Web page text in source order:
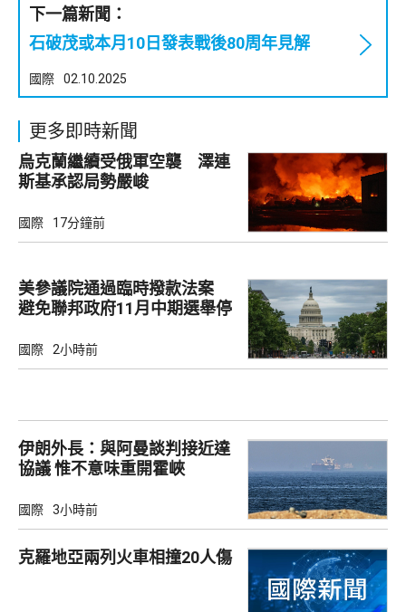
下一篇新聞：
石破茂或本月10日發表戰後80周年見解
國際 02.10.2025
更多即時新聞
烏克蘭繼續受俄軍空襲 澤連
斯基承認局勢嚴峻
國際 17分鐘前
美參議院通過臨時撥款法案
避免聯邦政府11月中期選舉停
國際 2小時前
伊朗外長：與阿曼談判接近達
協議 惟不意味重開霍峽
國際 3小時前
克羅地亞兩列火車相撞20人傷